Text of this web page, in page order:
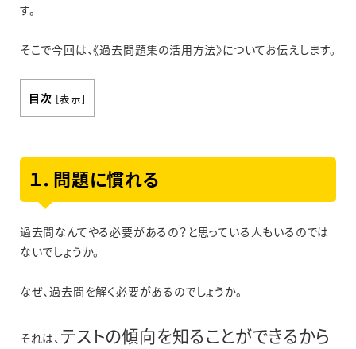
す。
そこで今回は、《過去問題集の活用方法》についてお伝えします。
目次 [表示]
１．問題に慣れる
過去問なんてやる必要があるの？と思っている人もいるのでは
ないでしょうか。
なぜ、過去問を解く必要があるのでしょうか。
それは、 テストの傾向を知ることができるから